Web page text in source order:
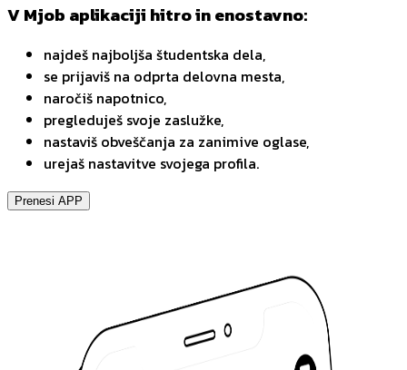
V Mjob aplikaciji hitro in enostavno:
najdeš najboljša študentska dela,
se prijaviš na odprta delovna mesta,
naročiš napotnico,
pregleduješ svoje zaslužke,
nastaviš obveščanja za zanimive oglase,
urejaš nastavitve svojega profila.
Prenesi APP